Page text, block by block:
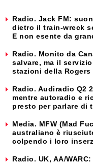
Radio. Jack FM:
dietro il train-wreck
E non esente da
Radio. Monito da
salvare, ma il
stazioni della Rogers
Radio. Audiradio Q2
mentre autoradio e
presto per parlare di
Media. MFW (Mad
australiano è
colpendo i loro
Radio. UK, AA/